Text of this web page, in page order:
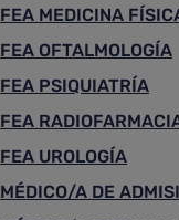
FEA MEDICINA
FEA OFTALMOLOGÍA
FEA PSIQUIATRÍA
FEA
FEA UROLOGÍA
MÉDICO/A DE